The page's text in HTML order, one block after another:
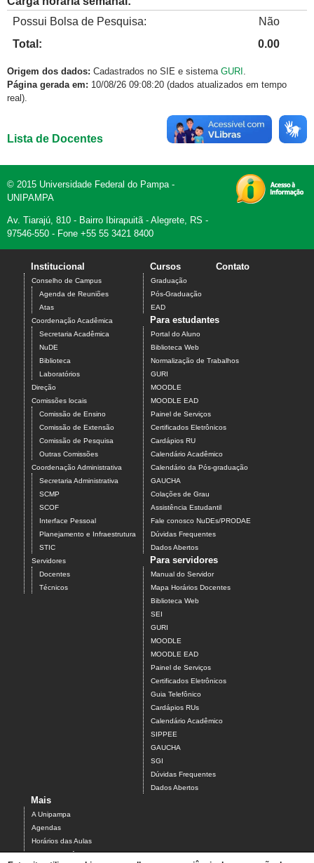
Possui Bolsa de Pesquisa:
Não
Total:
0.00
Origem dos dados: Cadastrados no SIE e sistema GURI .
Página gerada em: 10/08/26 09:08:20 (dados atualizados em tempo
real).
Lista de Docentes
© 2015 Universidade Federal do Pampa -
UNIPAMPA
Av. Tiarajú, 810 - Bairro Ibirapuitã - Alegrete, RS -
97546-550 - Fone +55 55 3421 8400
Institucional
Conselho de Campus
Agenda de Reuniões
Atas
Coordenação Acadêmica
Secretaria Acadêmica
NuDE
Biblioteca
Laboratórios
Direção
Comissões locais
Comissão de Ensino
Comissão de Extensão
Comissão de Pesquisa
Outras Comissões
Coordenação Administrativa
Secretaria Administrativa
SCMP
SCOF
Interface Pessoal
Planejamento e Infraestrutura
STIC
Servidores
Docentes
Técnicos
Cursos
Graduação
Pós-Graduação
EAD
Contato
Para estudantes
Portal do Aluno
Biblioteca Web
Normalização de Trabalhos
GURI
MOODLE
MOODLE EAD
Painel de Serviços
Certificados Eletrônicos
Cardápios RU
Calendário Acadêmico
Calendário da Pós-graduação
GAUCHA
Colações de Grau
Assistência Estudantil
Fale conosco NuDEs/PRODAE
Dúvidas Frequentes
Dados Abertos
Para servidores
Manual do Servidor
Mapa Horários Docentes
Biblioteca Web
SEI
GURI
MOODLE
MOODLE EAD
Painel de Serviços
Certificados Eletrônicos
Guia Telefônico
Cardápios RUs
Calendário Acadêmico
SIPPEE
GAUCHA
SGI
Dúvidas Frequentes
Dados Abertos
Mais
A Unipampa
Agendas
Horários das Aulas
Centro Acadêmico do Campus Alegrete